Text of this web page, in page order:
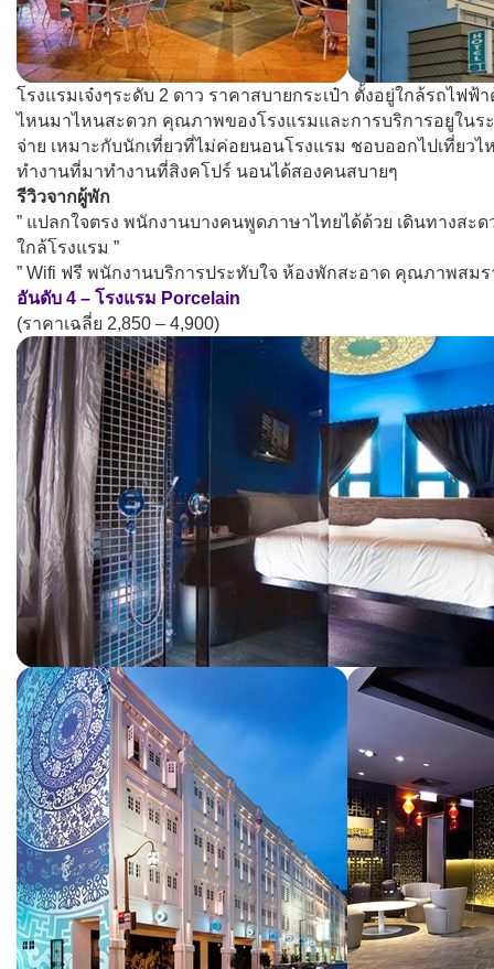
โรงแรมเจ๋งๆระดับ 2 ดาว ราคาสบายกระเป๋า ตั้งอยู่ใกล้รถไฟฟ้
ไหนมาไหนสะดวก คุณภาพของโรงแรมและการบริการอยูในร
จ่าย เหมาะกับนักเที่ยวที่ไม่ค่อยนอนโรงแรม ชอบออกไปเที่ยว
ทำงานที่มาทำงานที่สิงคโปร์ นอนได้สองคนสบายๆ
รีวิวจากผู้พัก
” แปลกใจตรง พนักงานบางคนพูดภาษาไทยได้ด้วย เดินทางสะ
ใกล้โรงแรม ”
” Wifi ฟรี พนักงานบริการประทับใจ ห้องพักสะอาด คุณภาพสมร
อันดับ 4 – โรงแรม Porcelain
(ราคาเฉลี่ย 2,850 – 4,900)